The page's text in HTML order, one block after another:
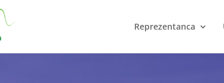
Reprezentanca